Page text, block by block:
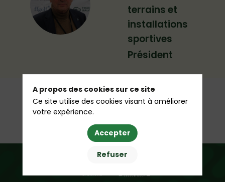
terrains et
installations
sportives
Président
A propos des cookies sur ce site
Ce site utilise des cookies visant à améliorer
votre expérience.
Accepter
Refuser